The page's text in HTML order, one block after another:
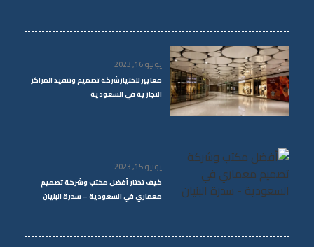
يونيو 16, 2023
معايير لاختيارشركة تصميم وتنفيذ المراكز
التجارية في السعودية
يونيو 15, 2023
كيف تختار أفضل مكتب وشركة تصميم
معماري في السعودية – سدرة البنيان